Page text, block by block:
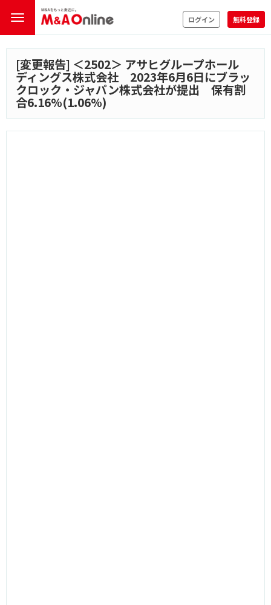
ログイン 無料登録
[変更報告] ＜2502＞ アサヒグループホール
ディングス株式会社 2023年6月6日にブラッ
クロック・ジャパン株式会社が提出 保有割
合6.16%(1.06%)